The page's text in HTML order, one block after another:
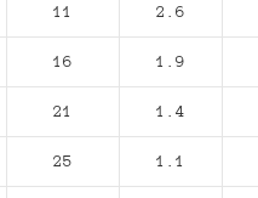
11 2.6
16 1.9
21 1.4
25 1.1